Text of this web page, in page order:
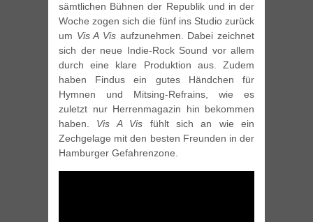
sämtlichen Bühnen der Republik und in der
Woche zogen sich die fünf ins Studio zurück
um Vis A Vis aufzunehmen. Dabei zeichnet
sich der neue Indie-Rock Sound vor allem
durch eine klare Produktion aus. Zudem
haben Findus ein gutes Händchen für
Hymnen und Mitsing-Refrains, wie es
zuletzt nur Herrenmagazin hin bekommen
haben. Vis A Vis fühlt sich an wie ein
Zechgelage mit den besten Freunden in der
Hamburger Gefahrenzone.